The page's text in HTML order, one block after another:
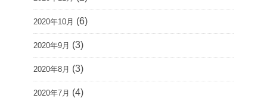
2020年10月 (6)
2020年9月 (3)
2020年8月 (3)
2020年7月 (4)